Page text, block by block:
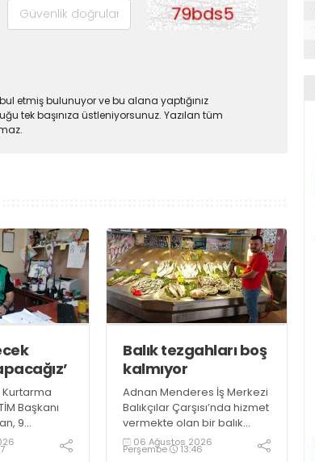
etmiş bulunuyor ve bu alana yaptığınız
tek başınıza üstleniyorsunuz. Yazılan tüm
Başkanı
9
4. Akredite
Balık tezgahları boş
kalmıyor
Adnan Menderes İş Merkezi
Balıkçılar Çarşısı’nda hizmet
vermekte olan bir balık
restoranının işletme
sahiplerinden Emrah
06 Ağustos 2026
Perşembe 13:46